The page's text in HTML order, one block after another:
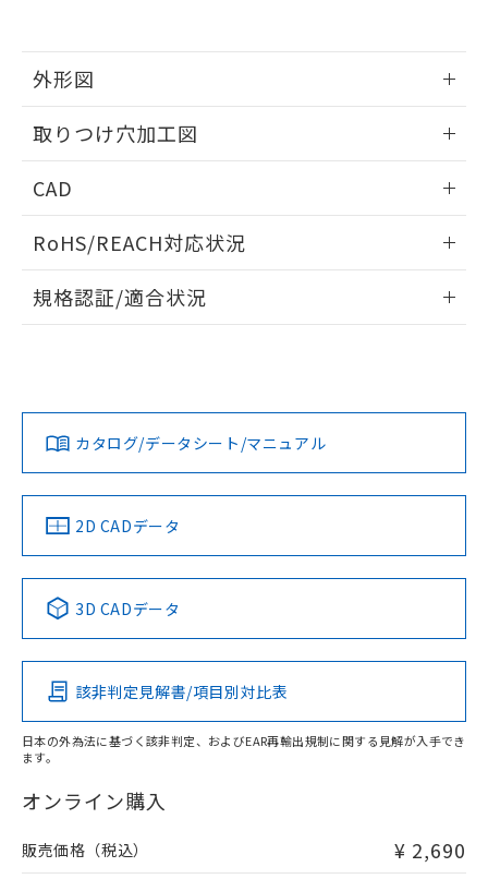
外形図
取りつけ穴加工図
CAD
ドすることができます。
ログイン/会員登録
ダウンロードデータをご利用いただく前に、以下を必ずお読
みください。
ソフトウェアの使用条件
RoHS/REACH対応状況
EU RoHS 注意事項・凡例
対応済み
中国 RoHS 注意事項・凡例
Pb Hg Cd Cr(VI)
O
在庫等で未対応品が混在する可能性があります。
問い合わせください。
規格認証/適合状況
LR型式承認
（イギリス
船舶規格）
DNV型式承認
（ノルウェー
BV型式承認
（フランス
KR型式
（韓国
No No No No
この製品の規格認証/適合状況ページへ
その他の認証はこちらのページからご検索ください
カタログ/データシート/マニュアル
2D CADデータ
3D CADデータ
該非判定見解書/項目別対比表
日本の外為法に基づく該非判定、およびEAR再輸出規制に関する見解が入手でき
ます。
オンライン購入
販売価格（税込） ¥ 2,690
していることから、特段のことがない限
り、2022年1月12日より割愛しておりま
す。